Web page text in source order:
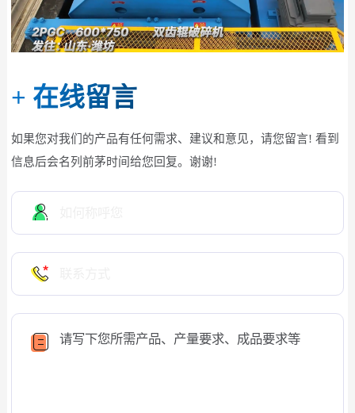
+ 在线留言
如果您对我们的产品有任何需求、建议和意见，请您留言! 看到
信息后会名列前茅时间给您回复。谢谢!